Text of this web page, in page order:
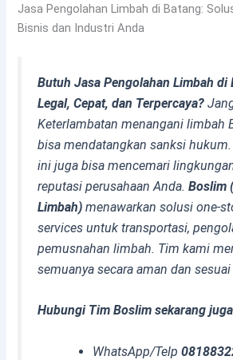
Jasa Pengolahan Limbah di Batang:
Bisnis dan Industri Anda
Butuh Jasa Pengolahan Limbah di
Legal, Cepat, dan Terpercaya?
Keterlambatan menangani limbah
bisa mendatangkan sanksi
ini juga bisa mencemari
reputasi perusahaan Anda.Boslim
Limbah) menawarkan solusione-
services untuk transportasi,
pemusnahan limbah. Tim kami
semuanya secara aman dan
Hubungi Tim Boslim sekarang
WhatsApp/Telp